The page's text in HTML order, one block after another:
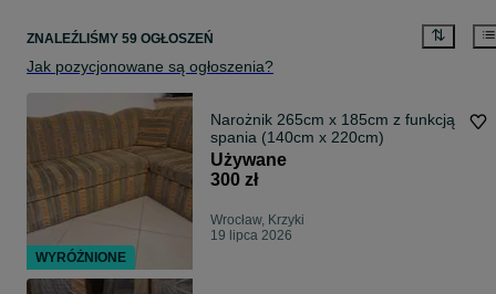
ZNALEŹLIŚMY 59 OGŁOSZEŃ
Jak pozycjonowane są ogłoszenia?
Narożnik 265cm x 185cm z funkcją
spania (140cm x 220cm)
Używane
300 zł
Wrocław, Krzyki
19 lipca 2026
WYRÓŻNIONE